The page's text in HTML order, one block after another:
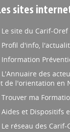
sites
Le site du Carif-
Profil d'info,
Information
L'Annuaire des
de l'orientation en
Trouver ma
Aides et Dispositifs
Le réseau des Carif-